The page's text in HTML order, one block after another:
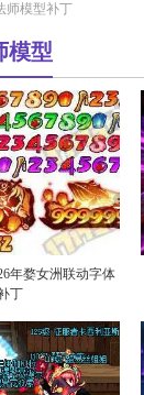
师模型补丁
模型
年婺女洲联动字体
丁